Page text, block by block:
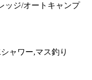
ッジ/オートキャンプ
ャワー,マス釣り